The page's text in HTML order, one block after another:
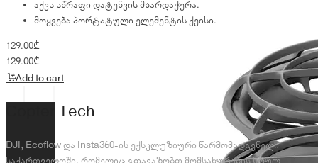
აქვს სწრაფი დატენვის მხარდაჭერა.
მოყვება პორტატული ელემენტის ქეისი.
129.00₾
129.00₾
Add to cart
Copter Tech
DJI, Ecoflow და Insta360-ის ექსკლუზიური წარმომადგენელი